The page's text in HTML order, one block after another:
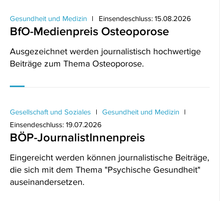
Gesundheit und Medizin Einsendeschluss: 15.08.2026
BfO-Medienpreis Osteoporose
Ausgezeichnet werden journalistisch hochwertige
Beiträge zum Thema Osteoporose.
Gesellschaft und Soziales
Gesundheit und Medizin
Einsendeschluss: 19.07.2026
BÖP-JournalistInnenpreis
Eingereicht werden können journalistische Beiträge,
die sich mit dem Thema "Psychische Gesundheit"
auseinandersetzen.